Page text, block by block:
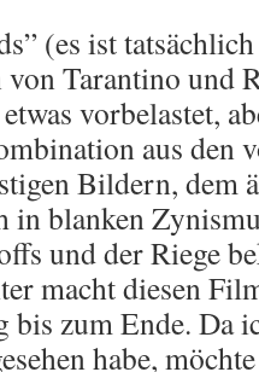
(es ist
von Tarantino und
vorbelastet,
aus den
Bildern, dem
in blanken
und der Riege
macht diesen
zum Ende. Da
habe,